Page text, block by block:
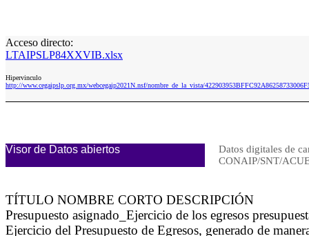
Acceso directo:
LTAIPSLP84XXVIB.xlsx
Hipervinculo
http://www.cegaipslp.org.mx/webcegaip2021N.nsf/nombre_de_la_vista/
Visor de Datos abiertos
Datos digitales de
CONAIP/SNT/
TÍTULO NOMBRE CORTO DESCRIPCIÓN
Presupuesto asignado_Ejercicio de los egresos
Ejercicio del Presupuesto de Egresos, generado de